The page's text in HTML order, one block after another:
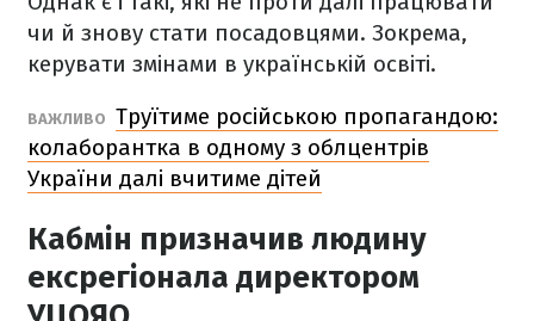
чи й знову стати посадовцями. Зокрема,
керувати змінами в українській освіті.
ВАЖЛИВО Труїтиме російською пропагандою:
колаборантка в одному з облцентрів
України далі вчитиме дітей
Кабмін призначив людину
ексрегіонала директором